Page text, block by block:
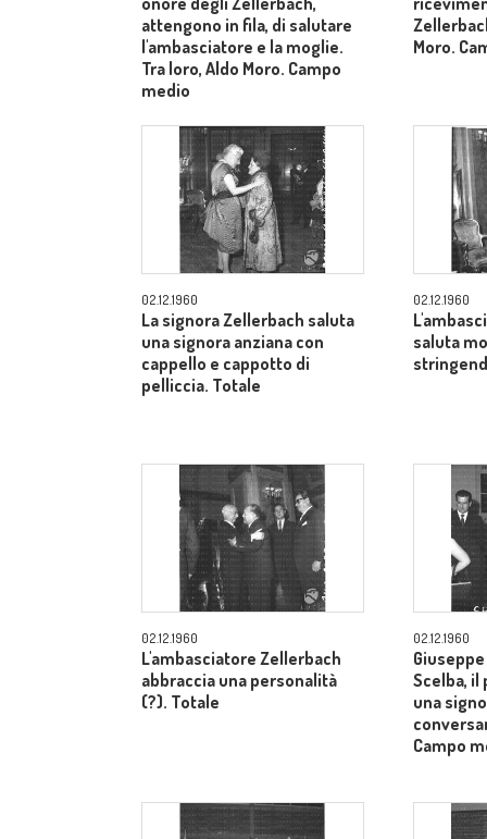
attengono in fila, di salutare
l'ambasciatore e la moglie.
Tra loro, Aldo Moro. Campo
medio
Moro.
02.12.1960
La signora Zellerbach saluta
una signora anziana con
cappello e cappotto di
pelliccia. Totale
02.12.1960
saluta
02.12.1960
L'ambasciatore Zellerbach
abbraccia una personalità
(?). Totale
02.12.1960
Scelba,
una
Campo